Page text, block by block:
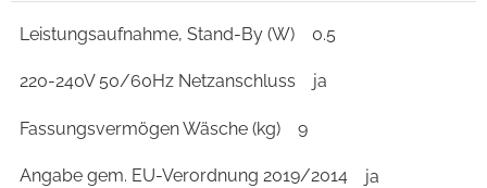
Leistungsaufnahme, Stand-By (W) 0.5
220-240V 50/60Hz Netzanschluss ja
Fassungsvermögen Wäsche (kg) 9
Angabe gem. EU-Verordnung 2019/2014 ja